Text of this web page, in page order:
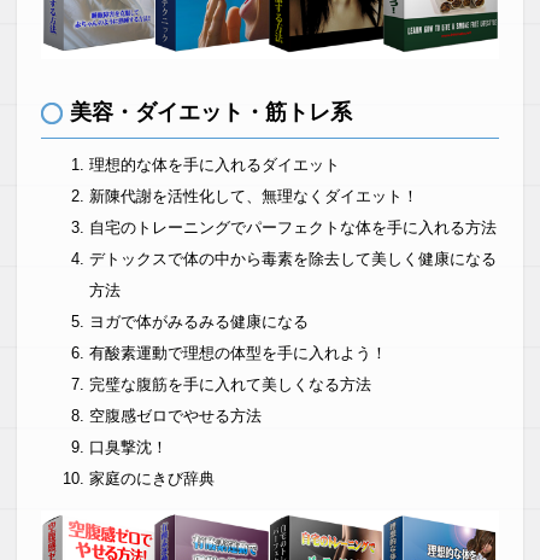
美容・ダイエット・筋トレ系
理想的な体を手に入れるダイエット
新陳代謝を活性化して、無理なくダイエット！
自宅のトレーニングでパーフェクトな体を手に入れる方法
デトックスで体の中から毒素を除去して美しく健康になる
方法
ヨガで体がみるみる健康になる
有酸素運動で理想の体型を手に入れよう！
完璧な腹筋を手に入れて美しくなる方法
空腹感ゼロでやせる方法
口臭撃沈！
家庭のにきび辞典